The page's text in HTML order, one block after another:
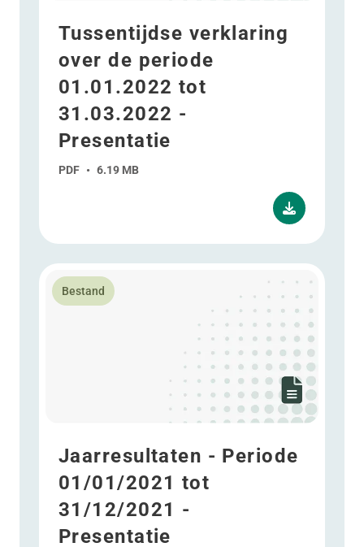
Tussentijdse verklaring
over de periode
01.01.2022 tot
31.03.2022 -
Presentatie
PDF • 6.19 MB
Bestand
Jaarresultaten - Periode
01/01/2021 tot
31/12/2021 -
Presentatie
Lees meer over Jaarresultaten - Periode 01/01/2021